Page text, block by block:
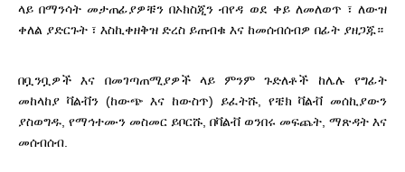
ላይ በማንሳት መታጠፊያዎቹን በኦክስጂን ብየዳ ወደ ቀይ ለመለወጥ ፣ ለውዝ
ቀለል ያድርጉት ፣ እስኪቀዘቅዝ ድረስ ይጠብቁ እና ከመሰብሰብዎ በፊት ያዘጋጁ።
በቧንቧዎች እና በመገጣጠሚያዎች ላይ ምንም ጉድለቶች ከሌሉ የግፊት
መከላከያ ቫልቭን (ከውጭ እና ከውስጥ) ይፈትሹ, የቼክ ቫልቭ መሰኪያውን
ያስወግዱ, የማኅተሙን መስመር ይቦርሹ, በቫልቭ ወንበሩ መፍጨት, ማጽዳት እና
መሰብሰብ.